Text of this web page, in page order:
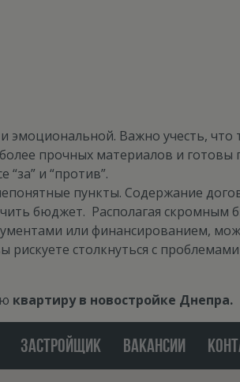
эмоциональной. Важно учесть,
прочных материалов и
и “против”.
пункты. Содержание
бюджет. Располагая скромным
или финансированием,
столкнуться с
квартиру в новостройке Днепра.
ЗАСТРОЙЩИК ВАКАНСИИ